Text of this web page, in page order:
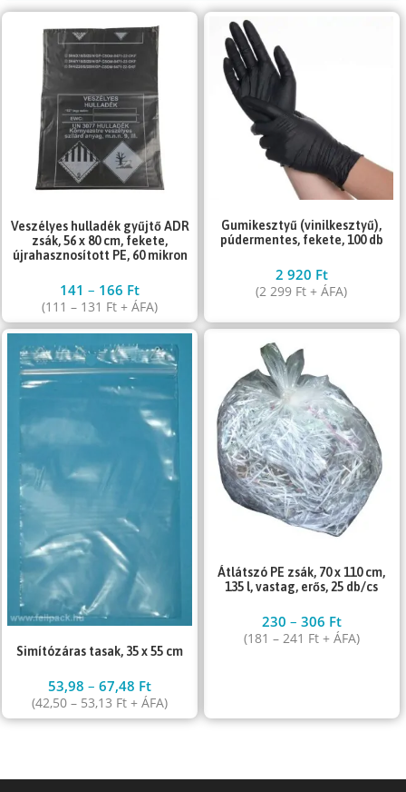
Veszélyes hulladék gyűjtő ADR
zsák, 56 x 80 cm, fekete,
újrahasznosított PE, 60 mikron
141– 166 Ft
(111– 131 Ft + ÁFA)
Gumikesztyű (vinilkesztyű),
púdermentes, fekete, 100 db
2 920 Ft
(2 299 Ft + ÁFA)
Simítózáras tasak, 35 x 55 cm
53,98–67,48 Ft
(42,50– 53,13 Ft + ÁFA)
Átlátszó PE zsák, 70 x 110 cm,
135 l, vastag, erős, 25 db/cs
230 – 306 Ft
(181 – 241 Ft+ ÁFA)